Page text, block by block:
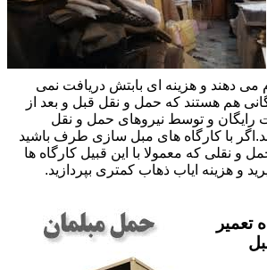
می دهند و هزینه ای بابتش دریافت نمی
هم هستند که حمل و نقل قبل و بعد از
رایگان و توسط نیروهای حمل و نقل
با کارگاه های مبل سازی طرف باشید
و نقلی که معمولا با این قبیل کارگاه ها
و هزینه ایاب ذهاب کمتری بپردازید.
تعمیر